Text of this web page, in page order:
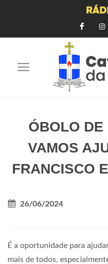
ÓBOLO DE
VAMOS
FRANCISCO
26/06/2024
É a oportunidade para
mais de todos,